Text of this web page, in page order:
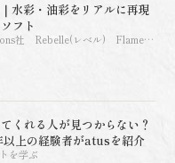
水彩・油彩をリアルに再現
フト
社 Rebelle(レベル) Flame
ムペインタ
くれる人が見つからない？
以上の経験者がatusを紹介
を学ぶ